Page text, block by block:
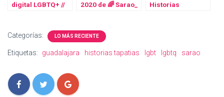
digital LGBTQ+ //
2020 de 🌈 Sarao_
Historias
Categorías: LO MÁS RECIENTE
Etiquetas: guadalajara historias tapatias lgbt lgbtq sarao